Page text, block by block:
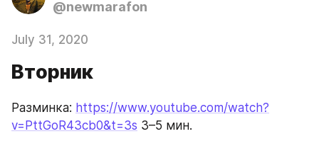
@newmarafon
July 31, 2020
Вторник
Разминка: https://www.youtube.com/watch?
v=PttGoR43cb0&t=3s 3–5 мин.